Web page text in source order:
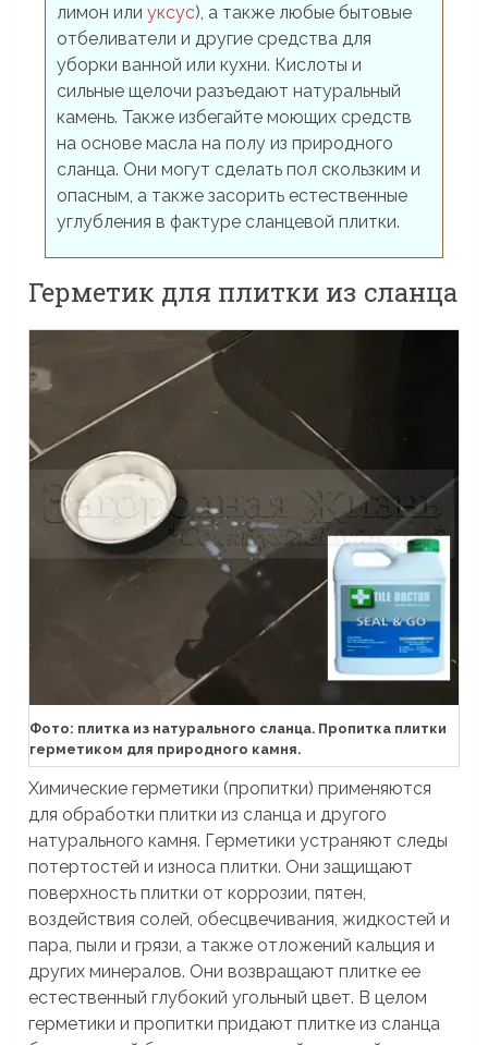
лимон илиуксус), а также любые бытовые
отбеливатели и другие средства для
уборки ванной или кухни. Кислоты и
сильные щелочи разъедают натуральный
камень. Также избегайте моющих средств
на основе масла на полу из природного
сланца. Они могут сделать пол скользким и
опасным, а также засорить естественные
углубления в фактуре сланцевой плитки.
Герметик для плитки из сланца
Фото: плитка из натурального сланца. Пропитка плитки
герметиком для природного камня.
Химические герметики (пропитки) применяются
для обработки плитки из сланца и другого
натурального камня. Герметики устраняют следы
потертостей и износа плитки. Они защищают
поверхность плитки от коррозии, пятен,
воздействия солей, обесцвечивания, жидкостей и
пара, пыли и грязи, а также отложений кальция и
других минералов. Они возвращают плитке ее
естественный глубокий угольный цвет. В целом
герметики и пропитки придают плитке из сланца